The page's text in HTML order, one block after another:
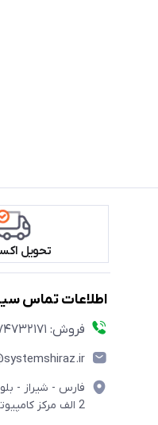
تحویل
اطلاعات تماس
فروش: 09174732171
فارس - شیراز -
2 الف مرکز کامپیوتر آرمانی